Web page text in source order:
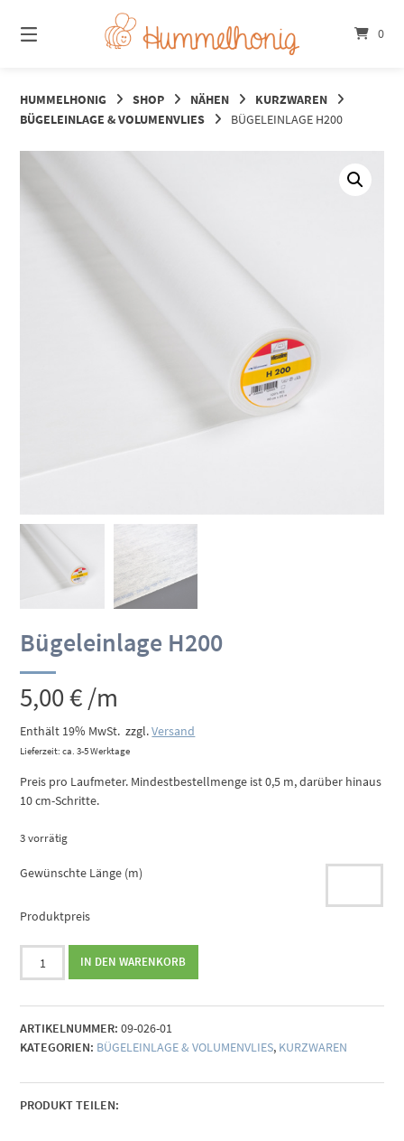
zum
Inhalt
0
HUMMELHONIG SHOP NÄHEN
KURZWAREN
BÜGELEINLAGE & VOLUMENVLIES
BÜGELEINLAGE H200
Bügeleinlage H200
5,00€/m
Enthält 19% MwSt. zzgl.Versand
Lieferzeit: ca. 3-5 Werktage
Preis pro Laufmeter. Mindestbestellmenge ist 0,5 m, darüber hinaus
10 cm-Schritte.
3 vorrätig
Gewünschte Länge (m)
Produktpreis
Bügeleinlage
H200
IN DEN WARENKORB
ARTIKELNUMMER: 09-026-01
KATEGORIEN: BÜGELEINLAGE & VOLUMENVLIES, KURZWAREN
PRODUKT TEILEN: